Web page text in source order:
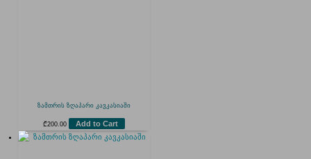
ზამთრის ზღაპარი კავკასიაში
₾200.00 Add to Cart